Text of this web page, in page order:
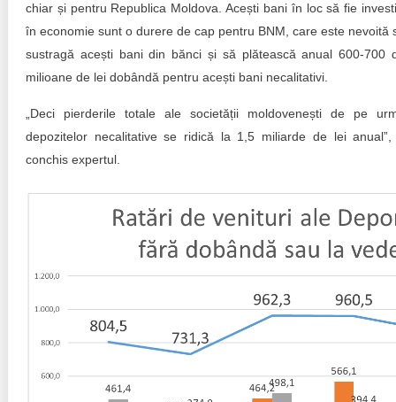
chiar și pentru Republica Moldova. Acești bani în loc să fie
în economie sunt o durere de cap pentru BNM, care este nevoită
sustragă acești bani din bănci și să plătească anual 600-700
milioane de lei dobândă pentru acești bani necalitativi.
„Deci pierderile totale ale societății moldovenești de pe
depozitelor necalitative se ridică la 1,5 miliarde de lei
conchis expertul.